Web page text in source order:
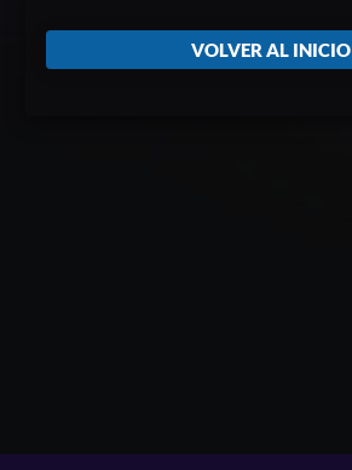
VOLVER AL INICIO